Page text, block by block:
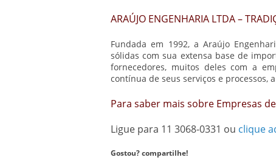
ARAÚJO ENGENHARIA LTDA –
Fundada em 1992, a Araújo
sólidas com sua extensa base de
fornecedores, muitos deles com a
contínua de seus serviços e processos,
Para saber mais sobre Empresas
Ligue para 11 3068-0331 ou clique
Gostou? compartilhe!